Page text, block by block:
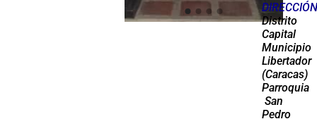
Distrito
Capital
Municipio
Libertador
(Caracas)
Parroquia
San
Pedro